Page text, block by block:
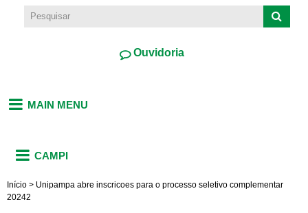
Ouvidoria
MAIN MENU
CAMPI
Início > Unipampa abre inscricoes para o processo seletivo complementar
20242